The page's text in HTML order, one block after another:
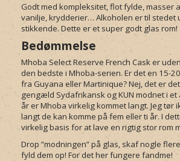
Godt med kompleksitet, flot fylde, masser
vanilje, krydderier… Alkoholen er til stedet
stikkende. Dette er et super godt glas rom!
Bedømmelse
Mhoba Select Reserve French Cask er
den bedste i Mhoba-serien. Er det en 15-
fra Guyana eller Martinique? Nej, det er
gengæld Sydafrikansk og KUN modnet i et
år er Mhoba virkelig kommet langt. Jeg tør
langt de kan komme på fem eller ti år. I
virkelig basis for at lave en rigtig stor rom
Drop ”modningen” på glas, skaf nogle
fyld dem op! For det her fungere fandme!